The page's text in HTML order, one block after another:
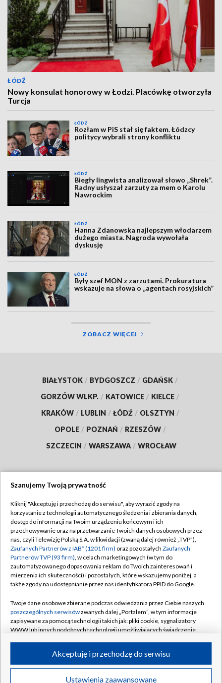
ŁÓDŹ
Nowy konsulat honorowy w Łodzi. Placówkę otworzyła
Turcja
ŁÓDŹ
Rozłam w PiS stał się faktem. Łódzcy
politycy wybrali strony konfliktu
ŁÓDŹ
Biegły lingwista analizował słowo „Shrek”.
Radny usłyszał zarzuty za mem o Karolu
Nawrockim
ŁÓDŹ
Hanna Zdanowska najlepszym włodarzem
dużego miasta. Nagroda wywołała
dyskusję
ŁÓDŹ
Były szef MON z zarzutami. Prokuratura
wskazuje na słowa o „agentach rosyjskich”
ZOBACZ WIĘCEJ
BIAŁYSTOK / BYDGOSZCZ / GDAŃSK /
GORZÓW WLKP. / KATOWICE / KIELCE /
KRAKÓW / LUBLIN / ŁÓDŹ / OLSZTYN /
OPOLE / POZNAŃ / RZESZÓW /
SZCZECIN / WARSZAWA / WROCŁAW
TVP
Abonament TVP
Emisja w TVP
Centrum informacji TVP
Naziemna Telewizja Cyfrowa
Rada Programowa
System NOS
Informacje o nadawcy
Program dla prasy
Regulamin TVP
Polityka prywatności
Moje zgody
Pomoc
Kontakt
Kanały
©2026 Telewizja Polska S.A. w likwidacji
Szanujemy Twoją prywatność
Kliknij "Akceptuję i przechodzę do serwisu", aby wyrazić zgody na
korzystanie z technologii automatycznego śledzenia i zbierania danych,
dostęp do informacji na Twoim urządzeniu końcowym i ich
przechowywanie oraz na przetwarzanie Twoich danych osobowych przez
nas, czyli Telewizję Polską S.A. w likwidacji (zwaną dalej również „TVP”),
Zaufanych Partnerów z IAB* (1201 firm) oraz pozostałych Zaufanych
Partnerów TVP (93 firm), w celach marketingowych (w tym do
zautomatyzowanego dopasowania reklam do Twoich zainteresowań i
mierzenia ich skuteczności) i pozostałych, które wskazujemy poniżej, a
także zgody na udostępnianie przez nas identyfikatora PPID do Google.
Twoje dane osobowe zbierane podczas odwiedzania przez Ciebie naszych
poszczególnych serwisówzwanych dalej „Portalem”, w tym informacje
zapisywane za pomocą technologii takich jak: pliki cookie, sygnalizatory
WWW lub innych podobnych technologii umożliwiających świadczenie
ruchu w Internecie.
Twoje dane osobowe zbierane podczas odwiedzania przez Ciebie
Ustawienia zaawansowane
Akceptuję i przechodzę do serwisu